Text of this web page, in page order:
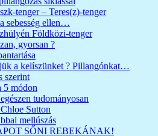
tenger – Teres(z)-tenger
sebesség ellen…
Földközi-tenger
gyorsan ?
a kelíszünket ? Pillangónkat…
szerint
5 módon
tudományosan
Sutton
mellúszás
SŐNI REBEKÁNAK!